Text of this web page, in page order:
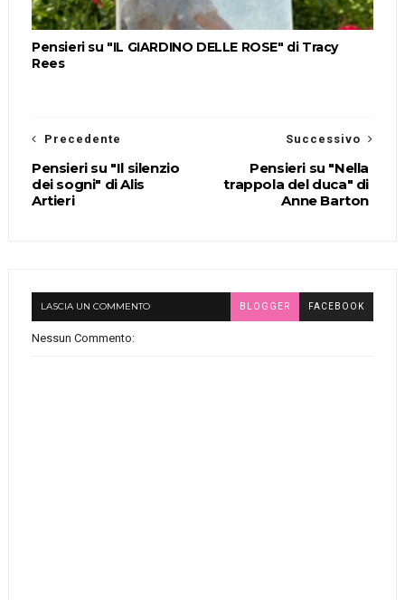
Pensieri su "IL GIARDINO DELLE ROSE" di Tracy
Rees
Successivo
Pensieri su "Nella
trappola del duca" di
Anne Barton
Precedente
Pensieri su "Il silenzio
dei sogni" di Alis
Artieri
LASCIA UN COMMENTO BLOGGER FACEBOOK
Nessun Commento: